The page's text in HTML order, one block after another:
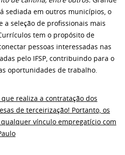
sediada em outros municípios, o
seleção de profissionais mais
tem o propósito de
pessoas interessadas nas
pelo IFSP, contribuindo para o
oportunidades de trabalho.
que realiza a contratação dos
de terceirização! Portanto, os
vínculo empregatício com